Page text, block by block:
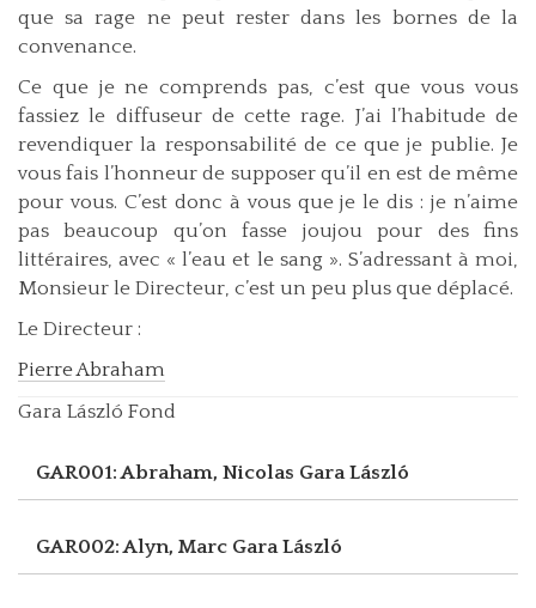
que sa rage ne peut rester dans les bornes de la
convenance.
Ce que je ne comprends pas, c’est que vous vous
fassiez le diffuseur de cette rage. J’ai l’habitude de
revendiquer la responsabilité de ce que je publie. Je
vous fais l’honneur de supposer qu’il en est de même
pour vous. C’est donc à vous que je le dis : je n’aime
pas beaucoup qu’on fasse joujou pour des fins
littéraires, avec « l’eau et le sang ». S’adressant à moi,
Monsieur le Directeur, c’est un peu plus que déplacé.
Le Directeur :
Pierre Abraham
Gara László Fond
GAR001: Abraham, Nicolas Gara László
GAR002: Alyn, Marc Gara László